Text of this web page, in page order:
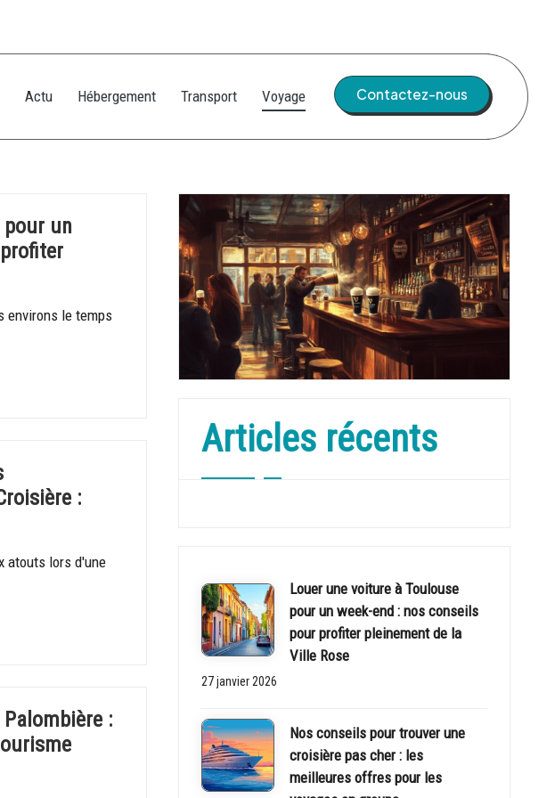
Actu Hébergement Transport Voyage Contactez-nous
pour un
environs le temps
:
atouts lors d'une
:
Articles récents
Louer une voiture à Toulouse
pour un week-end : nos conseils
pour profiter pleinement de la
Ville Rose
27 janvier 2026
Nos conseils pour trouver une
croisière pas cher : les
meilleures offres pour les